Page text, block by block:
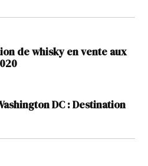
de whisky en vente aux
DC : Destination